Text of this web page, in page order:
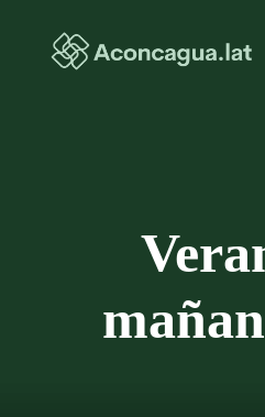
contenido